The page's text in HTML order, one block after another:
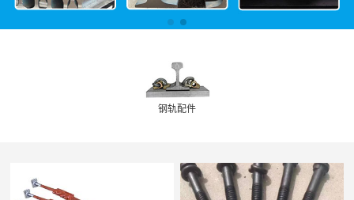
钢轨配件